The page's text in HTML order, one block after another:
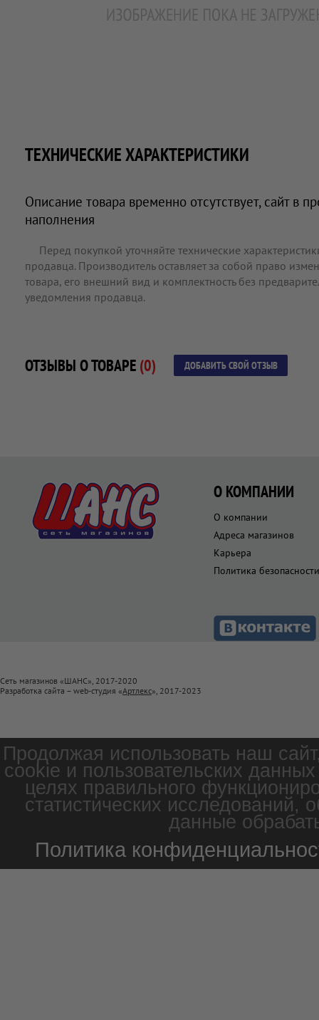
ТЕХНИЧЕСКИЕ ХАРАКТЕРИСТИКИ
Описание товара временно отсутствует, сайт в
наполнения
Перед покупкой уточняйте технические
продавца. Производитель оставляет за собой право
товара, его внешний вид и комплектность без
уведомления продавца.
ОТЗЫВЫ О ТОВАРЕ (0) ДОБАВИТЬ СВОЙ ОТЗЫВ
О КОМПАНИИ
О компании
Адреса магазинов
Карьера
Политика безопасности
Сеть магазинов «ШАНС», 2017-2020
Разработка сайта – web-студия «Артлекс», 2017-2023
Продолжая использовать наш
cookie и пользовательских
целях правильного
статистических
данные
Политика